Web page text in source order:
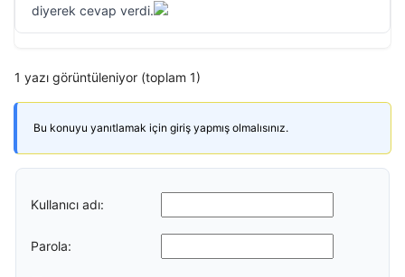
diyerek cevap verdi.
1 yazı görüntüleniyor (toplam 1)
Bu konuyu yanıtlamak için giriş yapmış olmalısınız.
Kullanıcı adı:
Parola: